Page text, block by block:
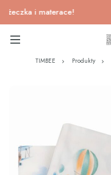
i materace!
TIMBEE Produkty